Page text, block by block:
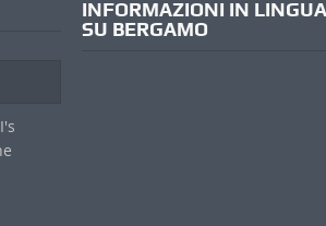
INFORMAZIONI IN LINGUA
SU BERGAMO